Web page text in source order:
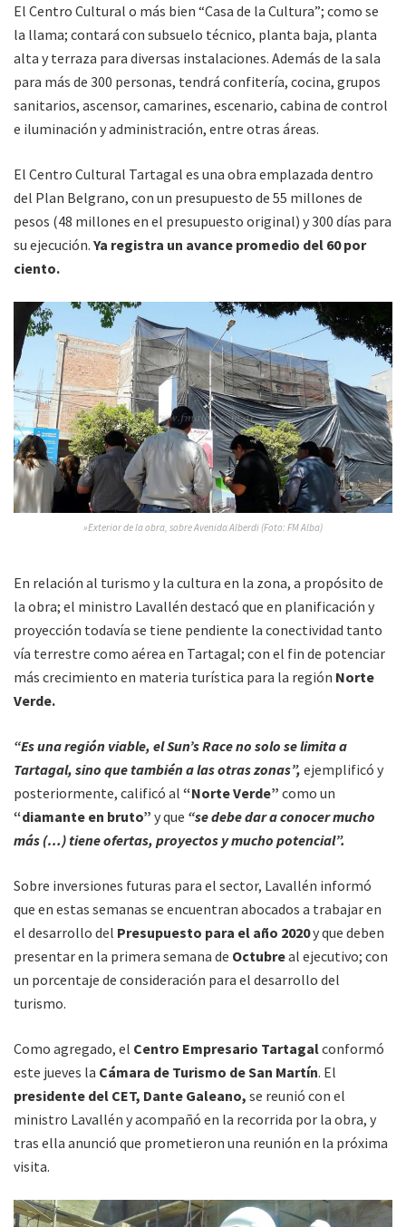
El Centro Cultural o más bien “Casa de la Cultura”; como se
la llama; contará con subsuelo técnico, planta baja, planta
alta y terraza para diversas instalaciones. Además de la sala
para más de 300 personas, tendrá confitería, cocina, grupos
sanitarios, ascensor, camarines, escenario, cabina de control
e iluminación y administración, entre otras áreas.
El Centro Cultural Tartagal es una obra emplazada dentro
del Plan Belgrano, con un presupuesto de 55 millones de
pesos (48 millones en el presupuesto original) y 300 días para
su ejecución. Ya registra un avance promedio del 60 por
ciento.
»Exterior de la obra, sobre Avenida Alberdi (Foto: FM Alba)
En relación al turismo y la cultura en la zona, a propósito de
la obra; el ministro Lavallén destacó que en planificación y
proyección todavía se tiene pendiente la conectividad tanto
vía terrestre como aérea en Tartagal; con el fin de potenciar
más crecimiento en materia turística para la región Norte
Verde.
“Es una región viable, el Sun’s Race no solo se limita a
Tartagal, sino que también a las otras zonas”, ejemplificó y
posteriormente, calificó al “Norte Verde” como un
“diamante en bruto” y que “se debe dar a conocer mucho
más (…) tiene ofertas, proyectos y mucho potencial”.
Sobre inversiones futuras para el sector, Lavallén informó
que en estas semanas se encuentran abocados a trabajar en
el desarrollo del Presupuesto para el año 2020y que deben
presentar en la primera semana de Octubreal ejecutivo; con
un porcentaje de consideración para el desarrollo del
turismo.
Como agregado, el Centro Empresario Tartagalconformó
este jueves la Cámara de Turismo de San Martín. El
presidente del CET, Dante Galeano, se reunió con el
ministro Lavallén y acompañó en la recorrida por la obra, y
tras ella anunció que prometieron una reunión en la próxima
visita.